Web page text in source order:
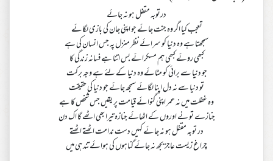
درتوبہ مقفل ہو نہ جائے
تعجب کیا اگر وہ جنت جائے جو اپنی جان کی بازی لگائے
سمجھتا ہے وہ دنیا کو سرائے نظر منزل پہ جس انسان کی ہے
کبھی روئے کبھی ہم مسکرائے بس اتنا ہے فسانہ زندگی کا
جو دنیا سے برائی کو مٹائے وہ دنیا کے لئے ہے وجہ برکت
تو دنیا سے نہ دل اپنا لگائے سمجھ جائے جو دنیا کی حقیقت
وہ غفلت میں نہ عمر اپنی گنوائے قیامت پر یقیں جس شخص کا ہے
جنازے تو نے اوروں کے اٹھائے جنازہ تیرا بھی اٹھے گا اک دن
در توبہ مقفل ہو نہ جائے کہیں دست ندامت اٹھتے اٹھتے
چراغ زیست عاجز بجھ نہ جائے گناہوں کی ہوائے تند ہی میں